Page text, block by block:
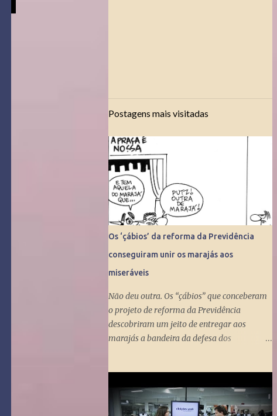
Postagens mais visitadas
Os ‘çábios’ da reforma da Previdência
conseguiram unir os marajás aos
miseráveis
Não deu outra. Os “çábios” que conceberam
o projeto de reforma da Previdência
descobriram um jeito de entregar aos
marajás a bandeira da defesa dos
miseráveis que têm mais de 65 anos. O
projeto é engenhoso. Dá R$ 400 ao